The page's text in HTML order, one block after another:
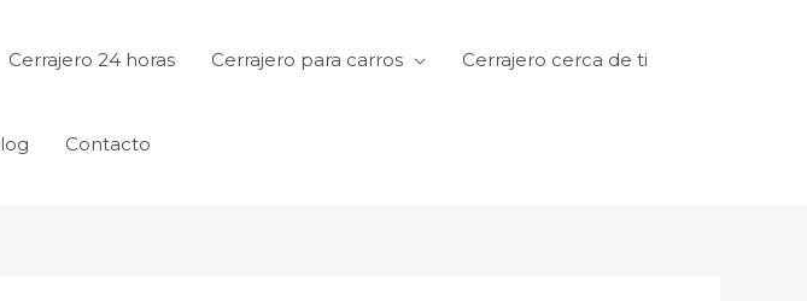
Cerrajero 24 horas Cerrajero para carros Cerrajero cerca de ti
Contacto